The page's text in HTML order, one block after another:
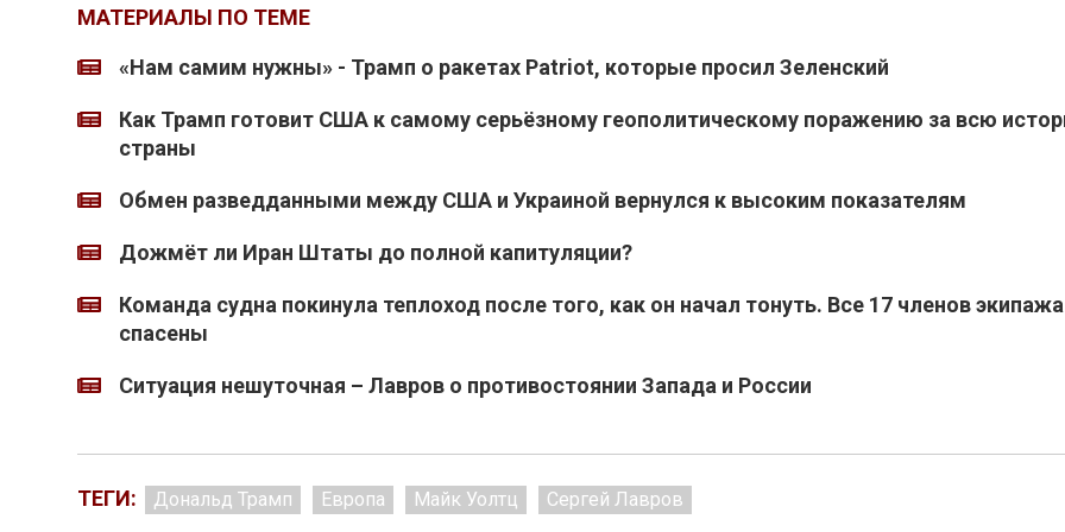
МАТЕРИАЛЫ ПО ТЕМЕ
«Нам самим нужны» - Трамп о ракетах Patriot, которые просил Зеленский
Как Трамп готовит США к самому серьёзному геополитическому поражению за всю
страны
Обмен разведданными между США и Украиной вернулся к высоким показателям
Дожмёт ли Иран Штаты до полной капитуляции?
Команда судна покинула теплоход после того, как он начал тонуть. Все 17 членов экипажа
спасены
Ситуация нешуточная – Лавров о противостоянии Запада и России
ТЕГИ: Дональд Трамп Европа Майк Уолтц Сергей Лавров